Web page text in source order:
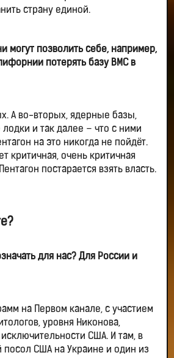
страну единой.
могут позволить себе, например,
потерять базу ВМС в
А во-вторых, ядерные базы,
и так далее – что с ними
на это никогда не пойдёт.
критичная, очень критичная
постарается взять власть.
для нас? Для России и
на Первом канале, с участием
уровня Никонова,
США. И там, в
посол США на Украине и один из